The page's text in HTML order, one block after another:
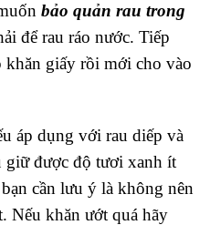
bảo quản rau trong
để rau ráo nước. Tiếp
khăn giấy rồi mới cho vào
áp dụng với rau diếp và
giữ được độ tươi xanh ít
cần lưu ý là không nên
Nếu khăn ướt quá hãy